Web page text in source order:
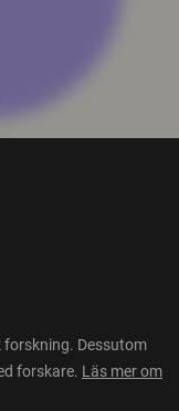
forskning. Dessutom
forskare. Läs mer om